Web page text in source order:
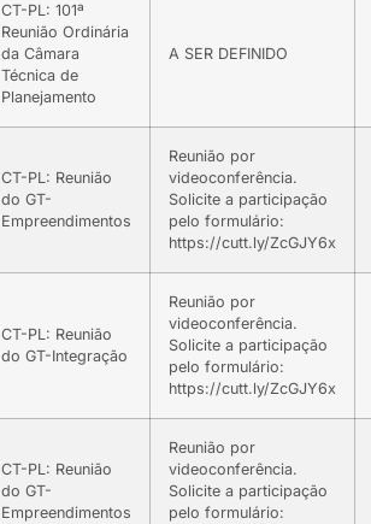
CT-PL: 101ª
Reunião Ordinária
da Câmara
Técnica de
Planejamento
A SER DEFINIDO
CT-PL: Reunião
do GT-
Empreendimentos
Reunião por
videoconferência.
Solicite a participação
pelo formulário:
https://cutt.ly/ZcGJY6x
CT-PL: Reunião
do GT-Integração
Reunião por
videoconferência.
Solicite a participação
pelo formulário:
https://cutt.ly/ZcGJY6x
CT-PL: Reunião
do GT-
Empreendimentos
Reunião por
videoconferência.
Solicite a participação
pelo formulário: